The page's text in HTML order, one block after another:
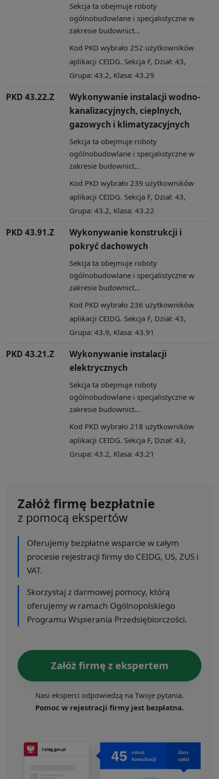
Sekcja ta obejmuje roboty
ogólnobudowlane i specjalistyczne w
zakresie budownict...
Kod PKD wybrało 252 użytkowników
aplikacji CEIDG. Sekcja F, Dział: 43,
Grupa: 43.2, Klasa: 43.29
PKD 43.22.Z
Wykonywanie instalacji wodno-
kanalizacyjnych, cieplnych,
gazowych i klimatyzacyjnych
Sekcja ta obejmuje roboty
ogólnobudowlane i specjalistyczne w
zakresie budownict...
Kod PKD wybrało 239 użytkowników
aplikacji CEIDG. Sekcja F, Dział: 43,
Grupa: 43.2, Klasa: 43.22
PKD 43.91.Z
Wykonywanie konstrukcji i
pokryć dachowych
Sekcja ta obejmuje roboty
ogólnobudowlane i specjalistyczne w
zakresie budownict...
Kod PKD wybrało 236 użytkowników
aplikacji CEIDG. Sekcja F, Dział: 43,
Grupa: 43.9, Klasa: 43.91
PKD 43.21.Z
Wykonywanie instalacji
elektrycznych
Sekcja ta obejmuje roboty
ogólnobudowlane i specjalistyczne w
zakresie budownict...
Kod PKD wybrało 218 użytkowników
aplikacji CEIDG. Sekcja F, Dział: 43,
Grupa: 43.2, Klasa: 43.21
Załóż firmę bezpłatnie
z pomocą ekspertów
Oferujemy bezpłatne wsparcie w całym
procesie rejestracji firmy do CEIDG, US, ZUS i
VAT.
Skorzystaj z darmowej pomocy, którą
oferujemy w ramach Ogólnopolskiego
Programu Wspierania Przedsiębiorczości.
Załóż firmę z ekspertem
Nasi eksperci odpowiedzą na Twoje pytania.
Pomoc w rejestracji firmy jest bezpłatna.